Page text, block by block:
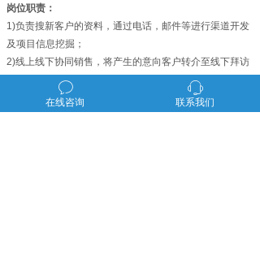
岗位职责：
1)负责搜新客户的资料，通过电话，邮件等进行渠道开发
及项目信息挖掘；
2)线上线下协同销售，将产生的意向客户转介至线下拜访
3)定期与意向客户进行沟通，推动项目进程，维护好新、
老客户并做好客户资料记录归档；
ꂖ
在线咨询
ꁱ
联系我们